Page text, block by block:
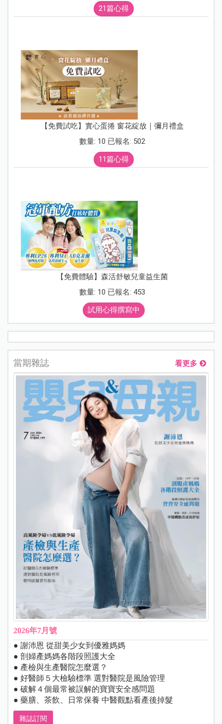
21篇心得
【免費試吃】實心蛋捲 窗花綻放｜彌月禮盒
數量: 10 已報名: 502
11篇心得
【免費體驗】森活舒敏兒童益生菌
數量: 10 已報名: 453
試用心得撰寫中
當期雜誌 看更多
2026年7月號
● 謝沛恩 從甜美少女到優雅媽媽
● 剖婦產媽媽各階段照護大全
● 產檢與生產醫院怎麼選？
● 好醫師５大檢驗標準 選對醫院是風險管理
● 破解４個最常被誤解的寶寶安全感問題
● 藥膳、茶飲、日常保養 中醫觀點看產後掉髮
雜誌訂閱